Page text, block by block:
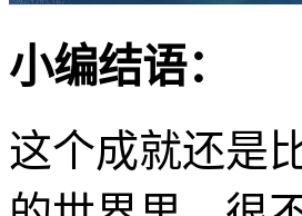
小编结语：
这个成就还是